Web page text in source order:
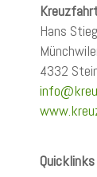
Hans
4332
Quicklinks